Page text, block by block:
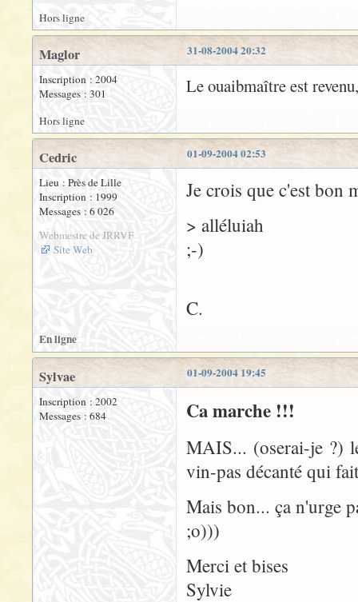
Hors ligne
31-08-2004 20:32
Maglor
Inscription : 2004
Messages : 301
Le ouaibmaître est
Hors ligne
01-09-2004 02:53
Cedric
Lieu : Près de Lille
Inscription : 1999
Messages : 6 026
Webmestre de JRRVF
Site Web
Je crois que c'est bon
> alléluiah
;-)
C.
En ligne
01-09-2004 19:45
Sylvae
Inscription : 2002
Messages : 684
Ca marche !!!
MAIS... (oserai-je ?)
vin-pas décanté qui
Mais bon... ça n'urge
;o)))
Merci et bises
Sylvie